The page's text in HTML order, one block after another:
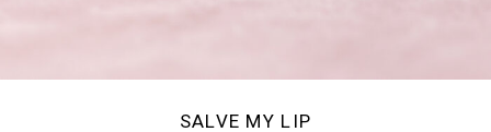
GARDENIA HEAVEN PERFUME – UNISEX